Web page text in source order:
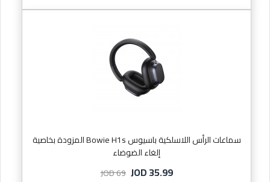
سماعات الرأس اللاسلكية باسيوس Bowie H1s المزودة بخاصية
إلغاء الضوضاء
JOD 35.99
JOD 69